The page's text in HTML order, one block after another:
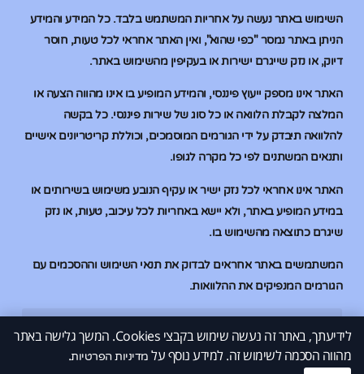
השימוש באתר נעשה על אחריות המשתמש בלבד. כל המידע והמידע
הניתן באתר נמסר "כפי שהוא", ואין האתר אחראי לכל טעות, חוסר
דיוק, או נזק שייגרם ישירות או בעקיפין מהשימוש באתר.
האתר אינו מספק ייעוץ פיננסי, והמידע המופיע בו אינו מהווה הצעה או
המלצה לקבלת הלוואה או כל סוג של שירות פיננסי. כל בקשה
להלוואה תיבדק על ידי הגורמים המוסמכים, וכוללת קריטריונים אישיים
ותנאים המשתנים לפי כל מקרה לגופו.
האתר אינו אחראי לכל נזק ישיר או עקיף הנובע משימוש בשירותים או
במידע המופיע באתר, ולא יישא באחריות לכל עיכוב, טעות, או נזק
שיגרם כתוצאה מהשימוש בו.
המשתמשים באתר אחראים לבדוק את תנאי השימוש וההסכמים עם
הגורמים המנפיקים את ההלוואות.
© 2026 All Rights Reserved.
לידיעתך, באתר זה נעשה שימוש בקבצי Cookies. המשך גלישה באתר
מהווה הסכמה לשימוש זה. למידע נוסף על מדיניות הפרטיות.